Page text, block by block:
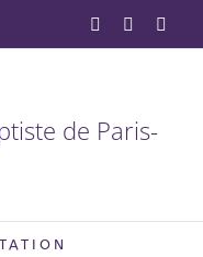
YouTubeFacebook
de Paris-